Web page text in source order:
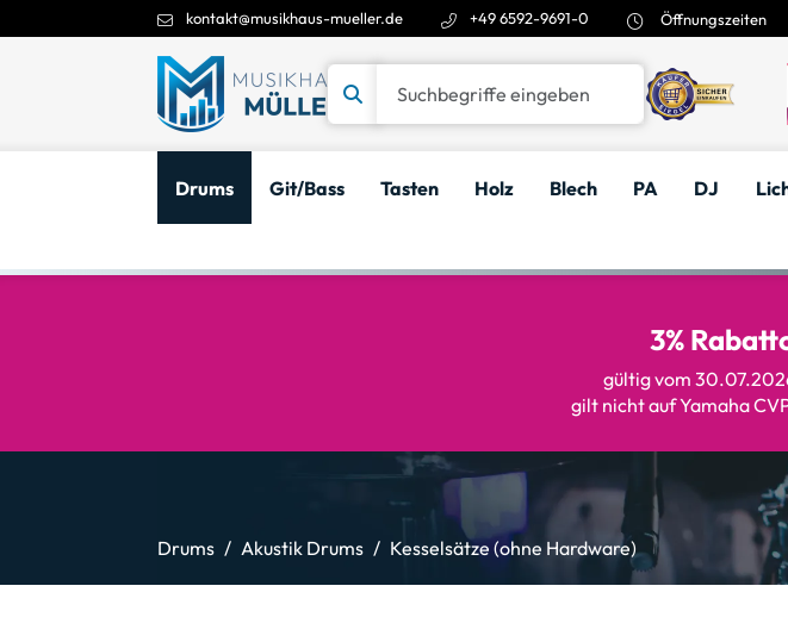
kontakt@musikhaus-mueller.de +49 6592-9691-0 Öffnungszeiten
Drums Git/Bass Tasten Holz Blech PA DJ
3%
gültig vom
gilt nicht auf Yamaha
Drums Akustik Drums Kesselsätze (ohne Hardware)